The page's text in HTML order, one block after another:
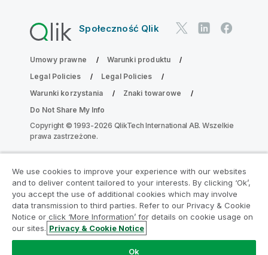
Społeczność Qlik
Umowy prawne
Warunki produktu
Legal Policies
Legal Policies
Warunki korzystania
Znaki towarowe
Do Not Share My Info
Copyright © 1993-2026 QlikTech International AB. Wszelkie
prawa zastrzeżone.
Dołącz do Programu Modernizacji
Analityki
Przeprowadź modernizację bez szkody dla Twoich
cennych aplikacji QlikView za pomocą programu
Analytics Modernization Program.
We use cookies to improve your experience with our websites
and to deliver content tailored to your interests. By clicking ‘Ok’,
you accept the use of additional cookies which may involve
data transmission to third parties. Refer to our Privacy & Cookie
Notice or click ‘More Information’ for details on cookie usage on
our sites. Privacy & Cookie Notice
Ok